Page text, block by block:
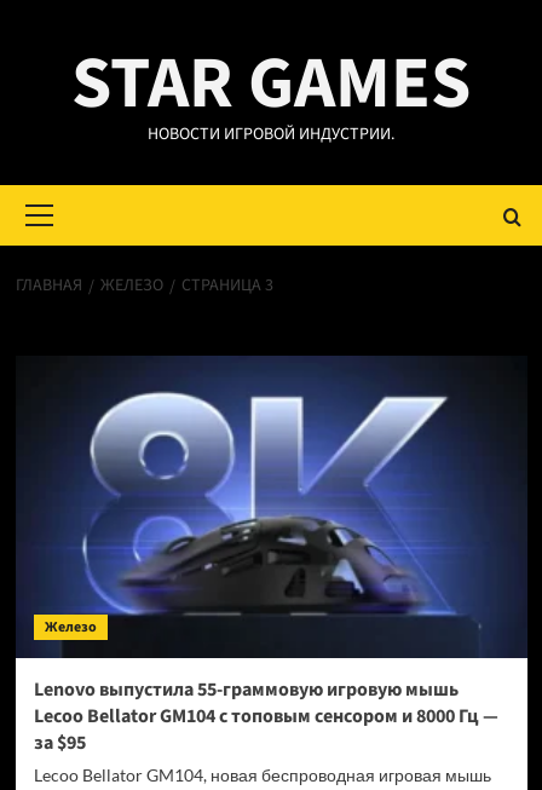
содержимомуSTAR GAMES
НОВОСТИ ИГРОВОЙ ИНДУСТРИИ.
меню
ГЛАВНАЯ ЖЕЛЕЗО СТРАНИЦА 3
Железо
Lenovo выпустила 55-граммовую игровую мышь
Lecoo Bellator GM104 с топовым сенсором и 8000 Гц —
за $95
Lecoo Bellator GM104, новая беспроводная игровая мышь